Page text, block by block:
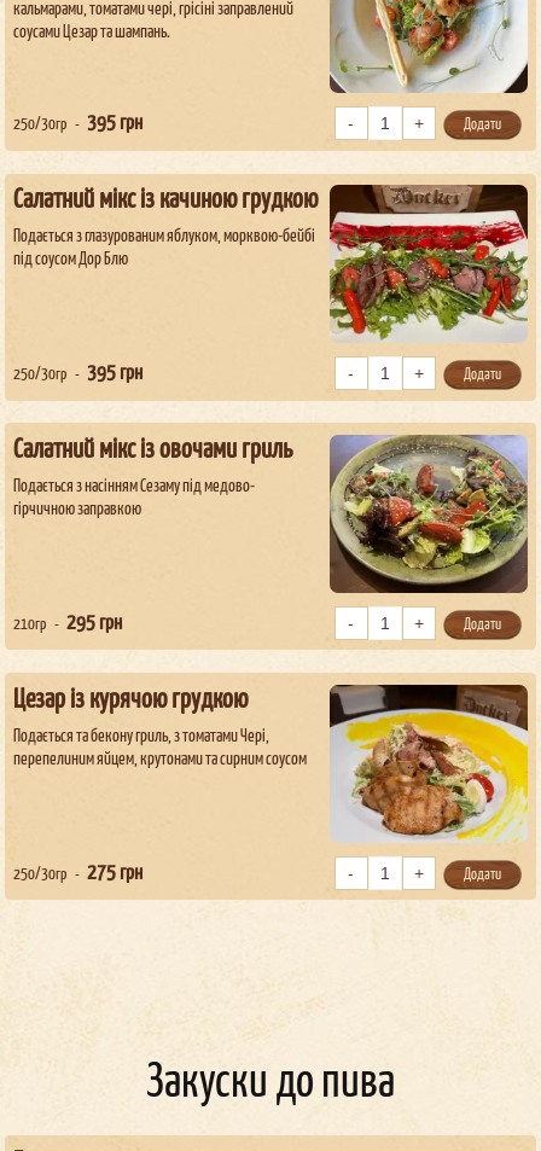
кальмарами, томатами чері, грісіні заправлений
соусами Цезар та шампань.
250/30гр 395 грн Додати
Салатний мікс із качиною грудкою
Подається з глазурованим яблуком, морквою-бейбі
під соусом Дор Блю
250/30гр 395 грн Додати
Салатний мікс із овочами гриль
Подається з насінням Сезаму під медово-
гірчичною заправкою
210гр 295 грн Додати
Цезар із курячою грудкою
Подається та бекону гриль, з томатами Чері,
перепелиним яйцем, крутонами та сирним соусом
250/30гр 275 грн Додати
Закуски до пива